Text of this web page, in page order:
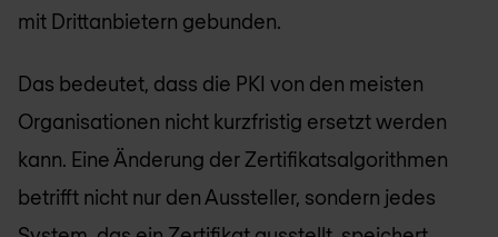
mit Drittanbietern gebunden.
Das bedeutet, dass die PKI von den meisten
Organisationen nicht kurzfristig ersetzt werden
kann. Eine Änderung der Zertifikatsalgorithmen
betrifft nicht nur den Aussteller, sondern jedes